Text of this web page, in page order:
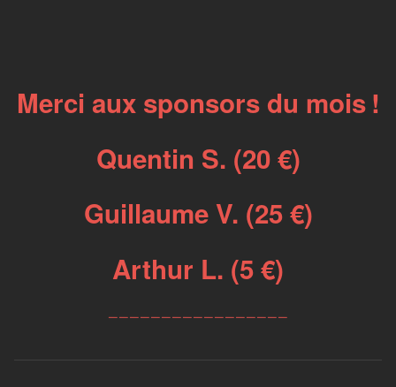
Merci aux sponsors du mois !
Quentin S. (20 €)
Guillaume V. (25 €)
Arthur L. (5 €)